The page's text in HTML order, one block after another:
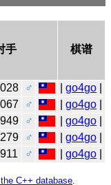
手 棋谱
♂ |go4go
♂ |go4go
♂ |go4go
♂ |go4go
♂ |go4go
C++ database